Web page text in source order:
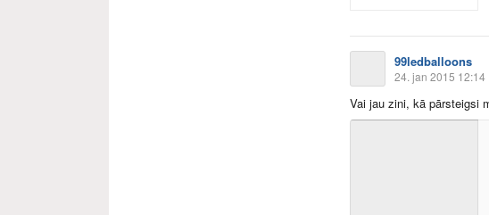
99ledballoons
24. jan 2015 12:14
Vai jau zini, kā pārsteigsi